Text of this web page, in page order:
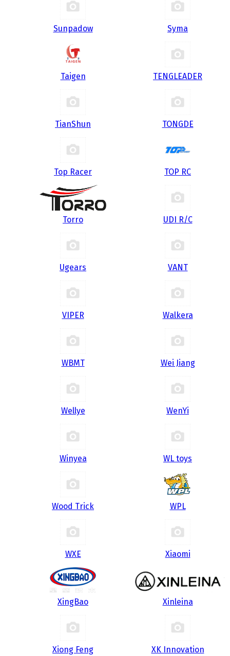
Sunpadow Syma
Taigen TENGLEADER
TianShun TONGDE
Top Racer TOP RC
Torro UDI R/С
Ugears VANT
VIPER Walkera
WBMT Wei Jiang
Wellye WenYi
Winyea WL toys
Wood Trick WPL
WXE Xiaomi
XingBao Xinleina
Xiong Feng XK Innovation